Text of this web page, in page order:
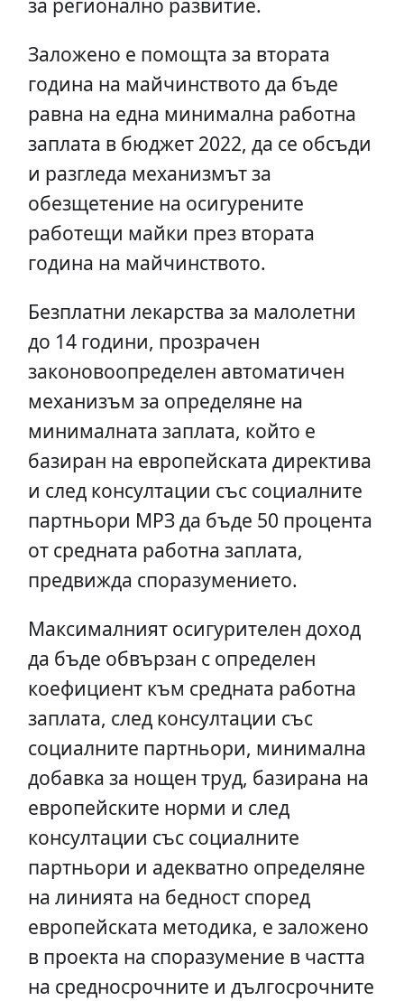
Заложено е помощта за втората
година на майчинството да бъде
равна на една минимална работна
заплата в бюджет 2022, да се обсъди
и разгледа механизмът за
обезщетение на осигурените
работещи майки през втората
година на майчинството.
Безплатни лекарства за малолетни
до 14 години, прозрачен
законовоопределен автоматичен
механизъм за определяне на
минималната заплата, който е
базиран на европейската директива
и след консултации със социалните
партньори МРЗ да бъде 50 процента
от средната работна заплата,
предвижда споразумението.
Максималният осигурителен доход
да бъде обвързан с определен
коефициент към средната работна
заплата, след консултации със
социалните партньори, минимална
добавка за нощен труд, базирана на
европейските норми и след
консултации със социалните
партньори и адекватно определяне
на линията на бедност според
европейската методика, е заложено
в проекта на споразумение в частта
на средносрочните и дългосрочните